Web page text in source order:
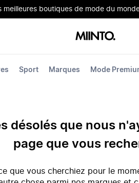
meilleures boutiques de mode du
Sport Marques Mode
désolés que nous
page que vous
que vous cherchiez pour le